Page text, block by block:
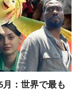
月：世界で最も